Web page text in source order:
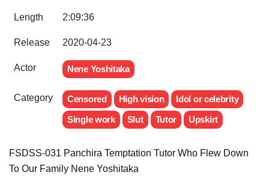
Length 2:09:36
Release 2020-04-23
Actor Nene Yoshitaka
Category Censored High vision
Idol or celebrity
Single work
Slut Tutor Upskirt
FSDSS-031 Panchira Temptation Tutor Who Flew Down
To Our Family Nene Yoshitaka